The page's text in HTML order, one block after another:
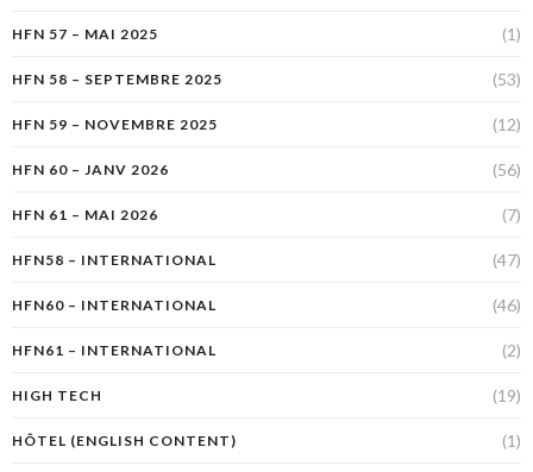
HFN 57 – MAI 2025 (1)
HFN 58 – SEPTEMBRE 2025 (53)
HFN 59 – NOVEMBRE 2025 (12)
HFN 60 – JANV 2026 (56)
HFN 61 – MAI 2026 (7)
HFN58 – INTERNATIONAL (47)
HFN60 – INTERNATIONAL (46)
HFN61 – INTERNATIONAL (2)
HIGH TECH (19)
HÔTEL (ENGLISH CONTENT) (1)